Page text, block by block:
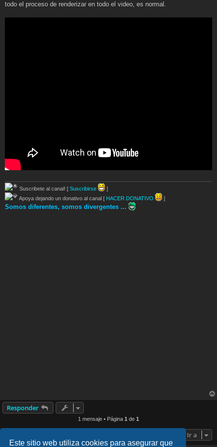
Este sitio web utiliza cookies para asegurar que
todo el proceso de renderizar en todo el video, es normal.
Suscribete al canal! [ Suscribirse
]
Apoya dejando un donativo al canal [ HACER DONATIVO ]
Somos diferentes, somos divergentes ...
Responder
1 mensaje • Página 1 de 1
Ir a